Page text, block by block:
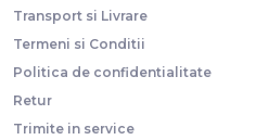
Transport si Livrare
Termeni si Conditii
Politica de confidentialitate
Retur
Trimite in service